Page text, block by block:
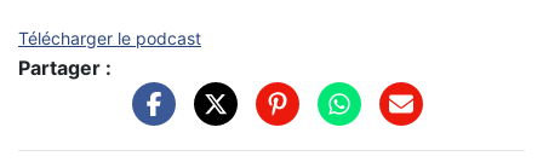
Télécharger le podcast
Partager :